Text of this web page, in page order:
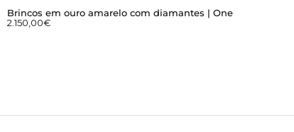
Brincos em ouro amarelo com diamantes | One
2.150,00€